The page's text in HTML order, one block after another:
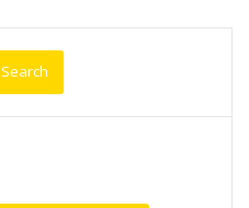
Search